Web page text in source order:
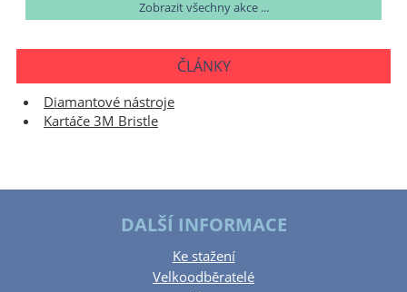
Zobrazit všechny akce ...
ČLÁNKY
Diamantové nástroje
Kartáče 3M Bristle
DALŠÍ INFORMACE
Ke stažení
Velkoodběratelé